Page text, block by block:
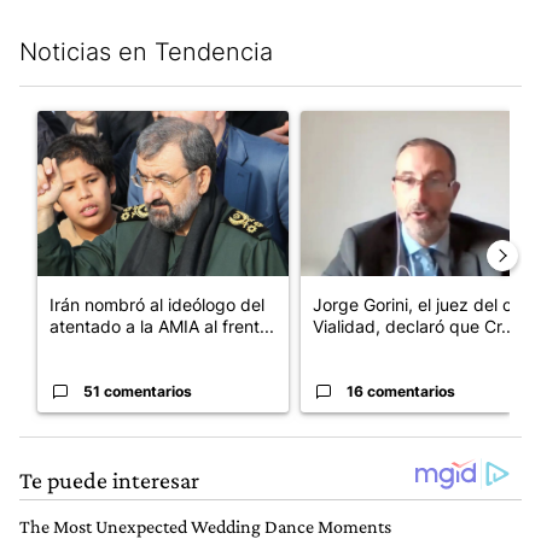
Noticias en Tendencia
Un artículo de tendencia con el título "Irán nombró al ideólogo
Irán nombró al ideólogo del
atentado a la AMIA al frent...
51 comentarios
Jorge Gorini, el juez del caso
Vialidad, declaró que Cr...
16 comentarios